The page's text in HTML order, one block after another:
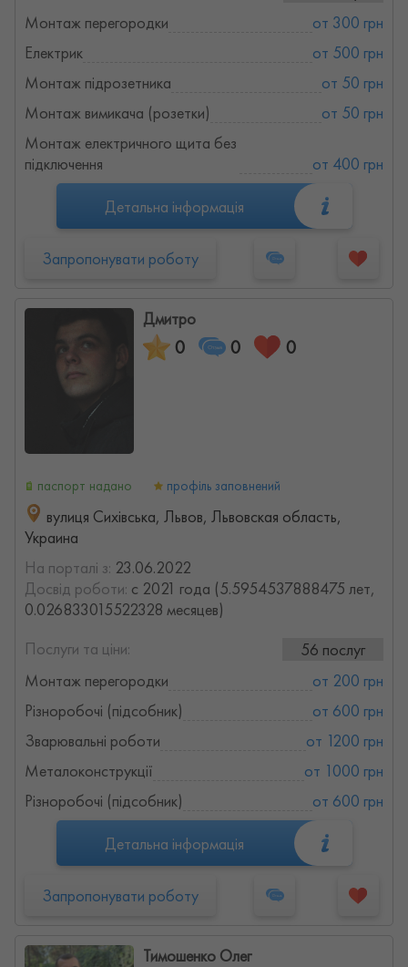
Монтаж перегородки
от 300 грн
Електрик
от 500 грн
Монтаж підрозетника
от 50 грн
Монтаж вимикача (розетки)
от 50 грн
Монтаж електричного щита без
підключення
от 400 грн
Детальна інформація
Запропонувати роботу
Дмитро
0 0 0
паспорт надано профіль заповнений
вулиця Сихівська, Львов, Львовская область,
Украина
На порталі з: 23.06.2022
Досвід роботи: с 2021 года (5.5954537888475 лет,
0.026833015522328 месяцев)
Послуги та ціни:
56 послуг
Монтаж перегородки
от 200 грн
Різноробочі (підсобник)
от 600 грн
Зварювальні роботи
от 1200 грн
Металоконструкції
от 1000 грн
Різноробочі (підсобник)
от 600 грн
Детальна інформація
Запропонувати роботу
Тимошенко Олег